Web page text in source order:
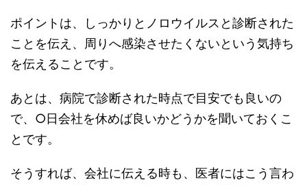
ポイントは、しっかりとノロウイルスと診断された
ことを伝え、周りへ感染させたくないという気持ち
を伝えること です。
あとは、病院で診断された時点で目安でも良いの
で、○日会社を休めば良いかどうかを聞いておくこ
とです。
そうすれば、会社に伝える時も、医者にはこう言わ